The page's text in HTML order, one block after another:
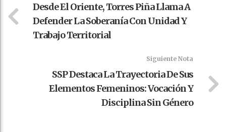
Desde El Oriente, Torres Piña Llama A
Defender La Soberanía Con Unidad Y
Trabajo Territorial
Siguiente Nota
SSP Destaca La Trayectoria De Sus
Elementos Femeninos: Vocación Y
Disciplina Sin Género